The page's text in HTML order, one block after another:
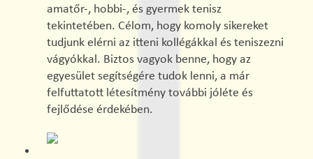
amatőr-, hobbi-, és gyermek tenisz
tekintetében. Célom, hogy komoly sikereket
tudjunk elérni az itteni kollégákkal és teniszezni
vágyókkal. Biztos vagyok benne, hogy az
egyesület segítségére tudok lenni, a már
felfuttatott létesítmény további jóléte és
fejlődése érdekében.